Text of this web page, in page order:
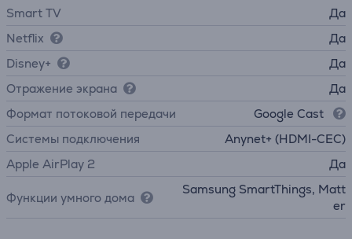
Smart TV
Да
Netflix
Да
Disney+
Да
Отражение экрана
Да
Формат потоковой передачи
Google Cast
Системы подключения
Anynet+ (HDMI-CEC)
Apple AirPlay 2
Да
Функции умного дома
Samsung SmartThings, Matt
er